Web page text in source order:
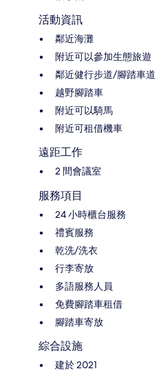
活動資訊
鄰近海灘
附近可以參加生態旅遊
鄰近健行步道/腳踏車道
越野腳踏車
附近可以騎馬
附近可租借機車
遠距工作
2 間會議室
服務項目
24 小時櫃台服務
禮賓服務
乾洗/洗衣
行李寄放
多語服務人員
免費腳踏車租借
腳踏車寄放
綜合設施
建於 2021